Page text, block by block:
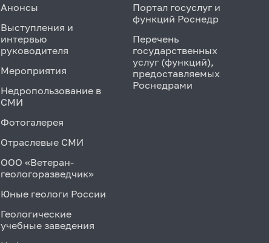
Анонсы
Выступления и
интервью
руководителя
Мероприятия
Недропользование в
СМИ
Фотогалерея
Отраслевые СМИ
ООО «Ветеран-
геологоразведчик»
Юные геологи России
Геологические
учебные заведения
Портал госуслуг и
функций Роснедр
Перечень
государственных
услуг (функций),
предоставляемых
Роснедрами